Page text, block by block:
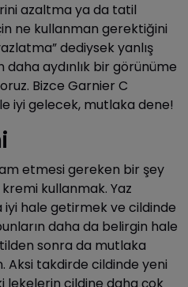
azaltma ya da tatil
ne kullanman gerektiğini
dediysek yanlış
aydınlık bir görünüme
Bizce Garnier C
iyi gelecek, mutlaka dene!
etmesi gereken bir şey
kullanmak. Yaz
iyi hale getirmek ve cildinde
daha da belirgin hale
sonra da mutlaka
Aksi takdirde cildinde yeni